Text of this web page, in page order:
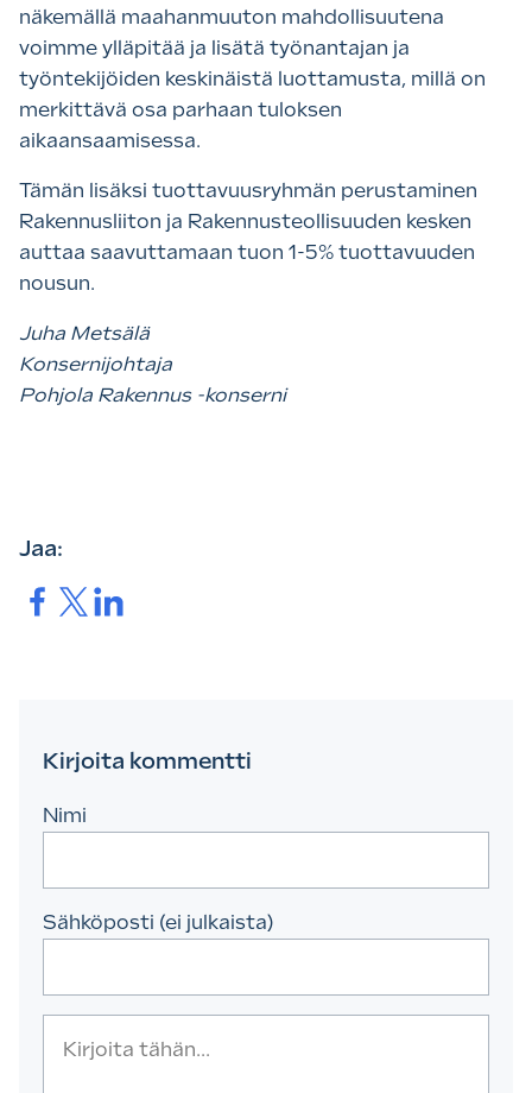
näkemällä maahanmuuton mahdollisuutena
voimme ylläpitää ja lisätä työnantajan ja
työntekijöiden keskinäistä luottamusta, millä on
merkittävä osa parhaan tuloksen
aikaansaamisessa.
Tämän lisäksi tuottavuusryhmän perustaminen
Rakennusliiton ja Rakennusteollisuuden kesken
auttaa saavuttamaan tuon 1-5% tuottavuuden
nousun.
Juha Metsälä
Konsernijohtaja
Pohjola Rakennus -konserni
Jaa:
Jaa. Jaa.Jaa.
Kirjoita kommentti
Nimi
Sähköposti (ei julkaista)